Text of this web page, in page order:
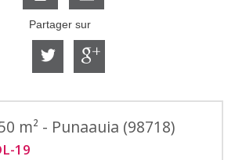
Partager sur
m² - Punaauia (98718)
19